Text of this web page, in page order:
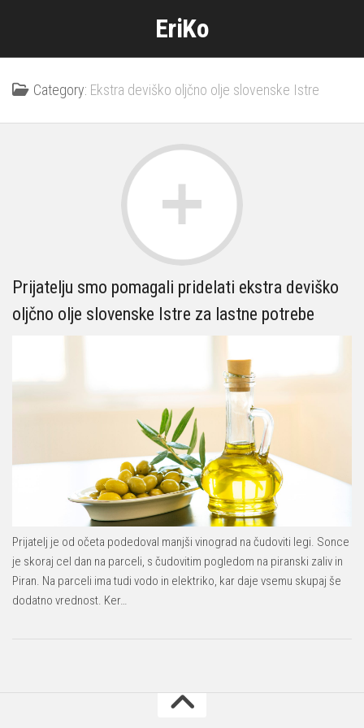
EriKo
Category: Ekstra deviško oljčno olje slovenske Istre
Prijatelju smo pomagali pridelati ekstra deviško
oljčno olje slovenske Istre za lastne potrebe
Prijatelj je od očeta podedoval manjši vinograd na čudoviti legi. Sonce
je skoraj cel dan na parceli, s čudovitim pogledom na piranski zaliv in
Piran. Na parceli ima tudi vodo in elektriko, kar daje vsemu skupaj še
dodatno vrednost. Ker…